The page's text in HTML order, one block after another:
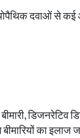
दवाओं से
डिजनरेटिव
का